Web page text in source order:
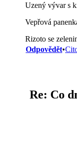
Uzený vývar s
Vepřová
Rizoto se
Odpovědět•
Re: Co